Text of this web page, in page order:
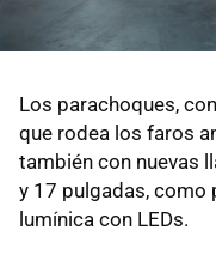
Los parachoques,
que rodea los faros
también con nuevas
y 17 pulgadas,
lumínica con LEDs.